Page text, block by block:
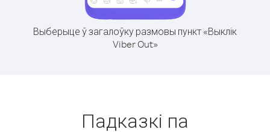
Выберыце ў загалоўку размовы пункт «Выклік
Viber Out»
Падказкі па